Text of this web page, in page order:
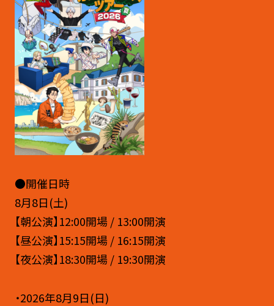
●開催日時
8月8日(土)
【朝公演】12:00開場 / 13:00開演
【昼公演】15:15開場 / 16:15開演
【夜公演】18:30開場 / 19:30開演
・2026年8月9日(日)